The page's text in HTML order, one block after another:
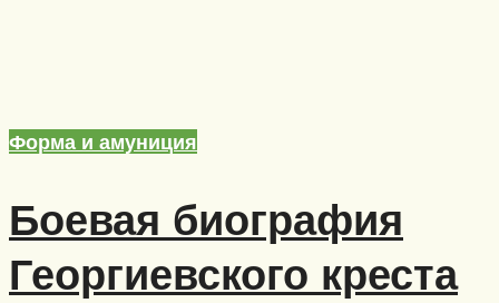
Форма и амуниция
Боевая биография
Георгиевского креста